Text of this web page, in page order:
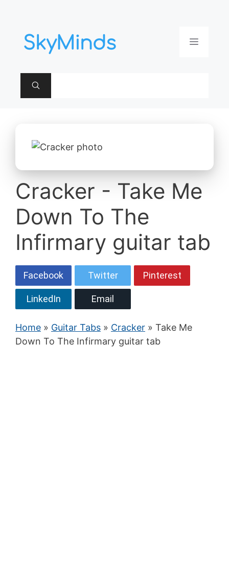
contenu
Menu
Cracker - Take Me
Down To The
Infirmary guitar tab
Facebook Twitter Pinterest
LinkedIn Email
Home » Guitar Tabs » Cracker » Take Me
Down To The Infirmary guitar tab